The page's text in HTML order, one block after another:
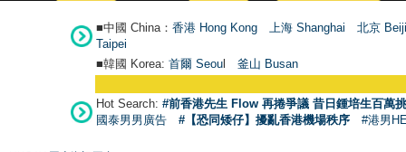
■中國 China： 香港 Hong Kong 上海 Shanghai
北京
Taipei
■韓國 Korea: 首爾 Seoul 釜山 Busan
Hot Search: #前香港先生 Flow 再捲爭議 昔日鍾培生百萬
國泰男男廣告
#【恐同矮仔】擾亂香港機場秩序 #港男